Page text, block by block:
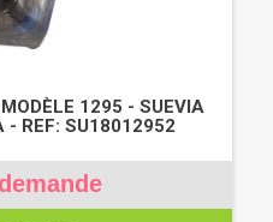
1295 - SUEVIA
- REF: SU18012952